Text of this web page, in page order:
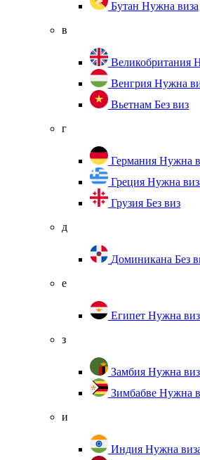
Бутан Нужна виза
в
Великобритания
Венгрия Нужна
Вьетнам Без виз
г
Германия Нужна
Греция Нужна
Грузия Без виз
д
Доминикана Без
е
Египет Нужна
з
Замбия Нужна
Зимбабве Нужна
и
Индия Нужна